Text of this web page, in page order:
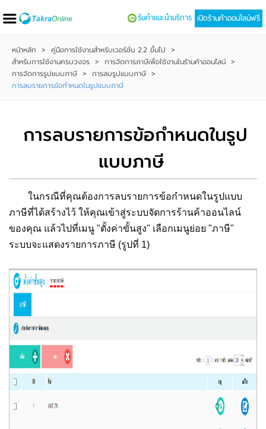
เปิดร้านค้าออนไลน์ฟรี
รับคำแนะนำบริการ
หน้าหลัก > คู่มือการใช้งานสำหรับเวอร์ชั่น 2.2 ขึ้นไป >
สำหรับการใช้งานครบวงจร > การจัดการภาษีเพื่อใช้งานในร้านค้าออนไลน์ >
การจัดการรูปแบบภาษี > การลบรูปแบบภาษี >
การลบรายการข้อกำหนดในรูปแบบภาษี
การลบรายการข้อกำหนดในรูป
แบบภาษี
ในกรณีที่คุณต้องการลบรายการข้อกำหนดในรูปแบบ
ภาษีที่ได้สร้างไว้ ให้คุณเข้าสู่ระบบจัดการร้านค้าออนไลน์
ของคุณ แล้วไปที่เมนู "ตั้งค่าขั้นสูง" เลือกเมนูย่อย "ภาษี"
ระบบจะแสดงรายการภาษี (รูปที่ 1)